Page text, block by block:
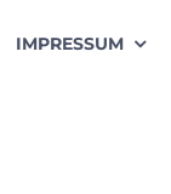
IMPRESSUM